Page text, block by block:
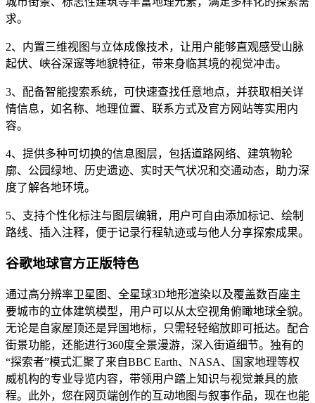
求。
2、内置三维视图与立体成像技术，让用户能够直观感受山脉
起伏、峡谷深邃等地貌特征，带来身临其境的视觉冲击。
3、配备智能搜索系统，可快速查找任意地点，并获取相关详
情信息，如名称、地理位置、联系方式及官方网站等实用内
容。
4、提供多种可切换的信息图层，包括道路网络、建筑物轮
廓、公园绿地、历史遗迹、实时天气状况和交通动态，助力深
度了解各地环境。
5、支持个性化标注与图层编辑，用户可自由添加标记、绘制
路线、插入注释，便于记录行程轨迹或与他人分享探索成果。
谷歌地球官方正版特色
通过高分辨率卫星图、全星球3D地形渲染以及覆盖数百座主
要城市的立体建筑模型，用户可以从太空视角俯瞰地球全貌。
无论是自家屋顶还是异国地标，只需轻轻缩放即可抵达。配合
街景功能，还能进行360度全景漫游，深入街道细节。独有的
“探索者”模式汇聚了来自BBC Earth、NASA、国家地理等权
威机构的专业导览内容，带领用户踏上知识与视觉兼具的旅
程。此外，您在网页端创作的互动地图与叙事作品，现在也能